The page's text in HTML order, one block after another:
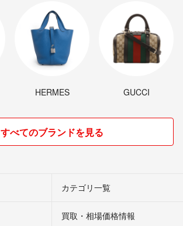
HERMES GUCCI
すべてのブランドを見る
カテゴリ一覧
買取・相場価格情報